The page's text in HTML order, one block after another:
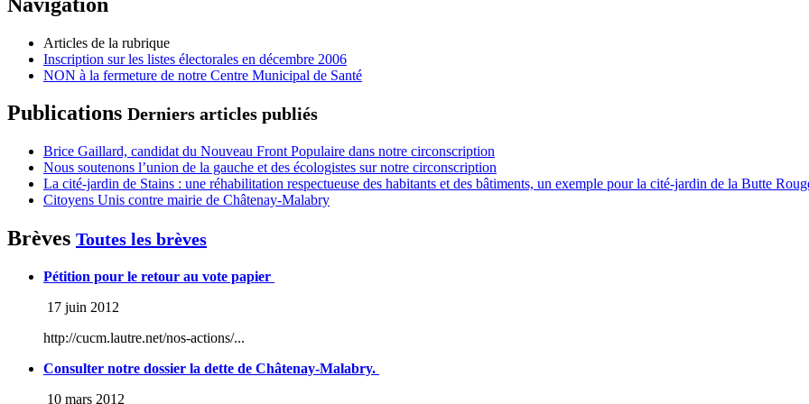
Articles de la rubrique
Inscription sur les listes électorales en décembre 2006
NON à la fermeture de notre Centre Municipal de Santé
Publications Derniers articles publiés
Brice Gaillard, candidat du Nouveau Front Populaire dans notre circonscription
Nous soutenons l’union de la gauche et des écologistes sur notre circonscription
La cité-jardin de Stains : une réhabilitation respectueuse des habitants et des bâtiments, un exemple pour la cité-jardin de la Butte
Citoyens Unis contre mairie de Châtenay-Malabry
Brèves Toutes les brèves
Pétition pour le retour au vote papier
17 juin 2012
http://cucm.lautre.net/nos-actions/...
Consulter notre dossier la dette de Châtenay-Malabry.
10 mars 2012